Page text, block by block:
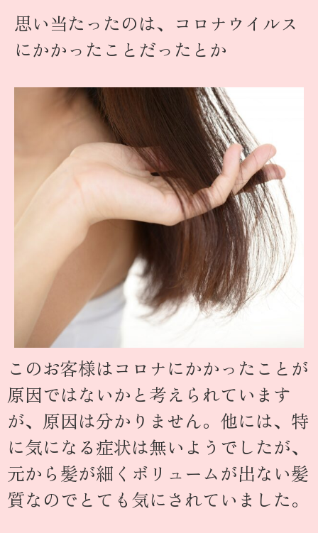
思い当たったのは、コロナウイルス
にかかったことだったとか
このお客様はコロナにかかったことが
原因ではないかと考えられています
が、原因は分かりません。他には、特
に気になる症状は無いようでしたが、
元から髪が細くボリュームが出ない髪
質なのでとても気にされていました。